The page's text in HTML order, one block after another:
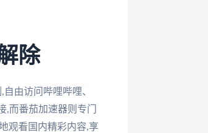
除
由访问哔哩哔哩、
而番茄加速器则专门
观看国内精彩内容,享